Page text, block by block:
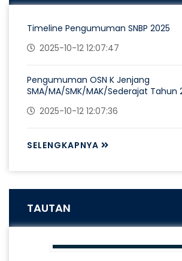
Timeline Pengumuman SNBP 2025
2025-10-12 12:07:47
Pengumuman OSN K Jenjang
SMA/MA/SMK/MAK/Sederajat Tahun
2025-10-12 12:07:36
SELENGKAPNYA
TAUTAN